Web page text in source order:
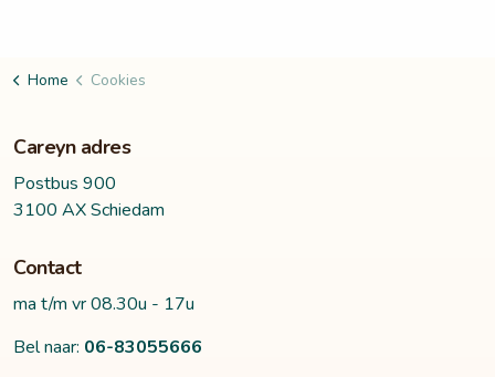
Home Cookies
Careyn adres
Postbus 900
3100 AX Schiedam
Contact
ma t/m vr 08.30u - 17u
Bel naar: 06-83055666